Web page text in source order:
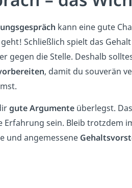
kann eine gute
Schließlich spielt das
gegen die Stelle. Deshalb
, damit du souverän
gute Argumente überlegst.
Erfahrung sein. Bleib trotzdem
und angemessene